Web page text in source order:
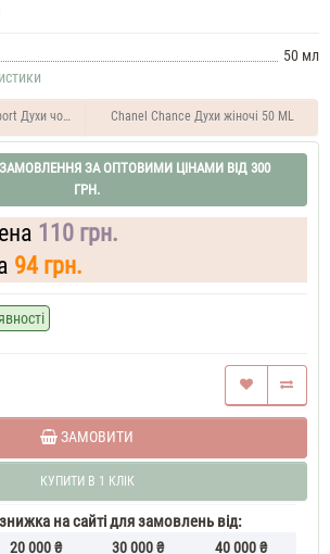
50 мл
Духи чоловічі 50 MLChanel Chance Духи жіночі 50 ML
ЗА ОПТОВИМИ ЦІНАМИ ВІД 300
ГРН.
110 грн.
94 грн.
ЗАМОВИТИ
КУПИТИ В 1 КЛІК
на сайті для замовлень від:
20 000 ₴
30 000 ₴
40 000 ₴